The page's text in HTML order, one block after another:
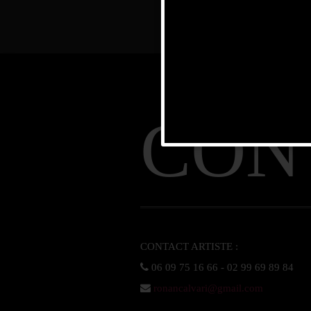
ronancalvari@gmail.com